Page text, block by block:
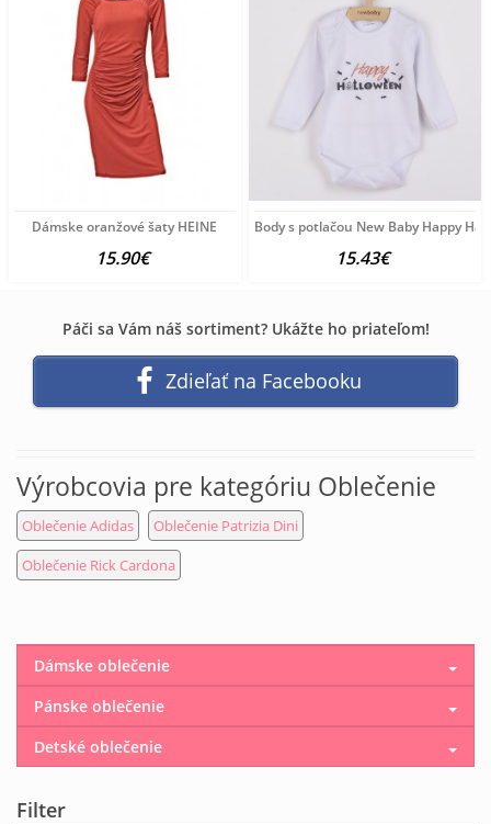
Dámske oranžové šaty HEINE
15.90€
Body s potlačou New Baby Happy
15.43€
Páči sa Vám náš sortiment? Ukážte ho priateľom!
Zdieľať na Facebooku
Výrobcovia pre kategóriu Oblečenie
Oblečenie Adidas
Oblečenie Patrizia Dini
Oblečenie Rick Cardona
Dámske oblečenie
Pánske oblečenie
Detské oblečenie
Filter